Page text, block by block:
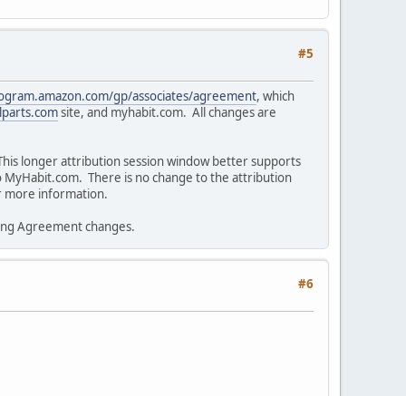
#5
gp/associates/agreement, which
site, and myhabit.com. All changes are
longer attribution session window better supports
There is no change to the attribution
information.
Agreement changes.
#6